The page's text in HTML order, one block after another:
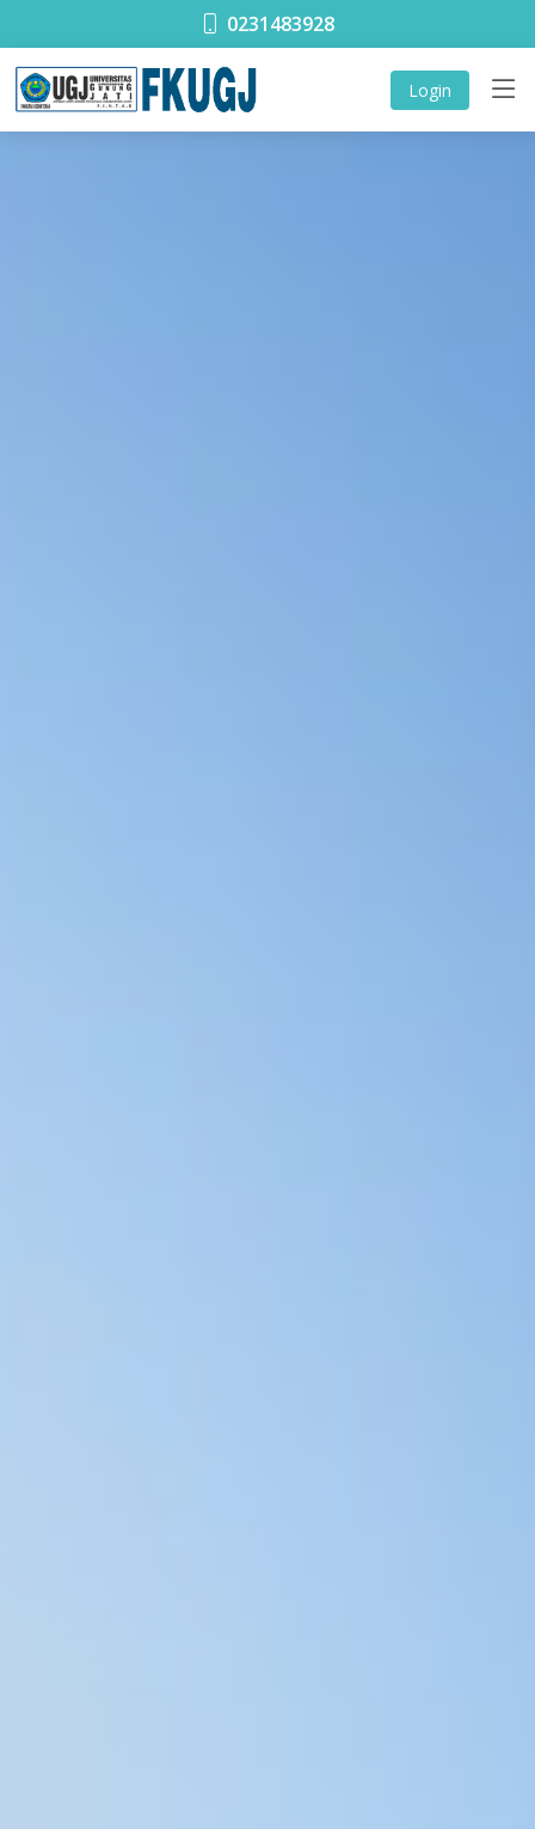
0231483928
Login